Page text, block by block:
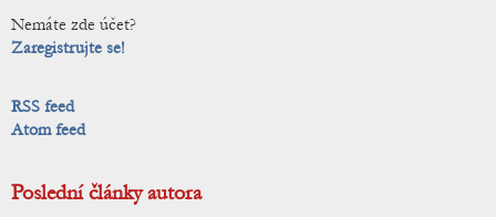
Nemáte zde účet?
Zaregistrujte se!
RSS feed
Atom feed
Poslední články autora